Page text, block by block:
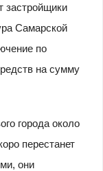
застройщики
Самарской
по
на сумму
города около
перестанет
они